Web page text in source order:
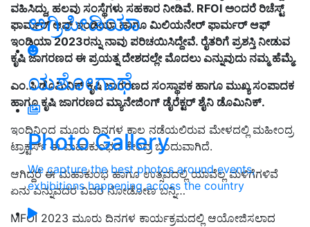
ಅಗ್ರಿಪೀಡಿಯಾ
ಯಶೋಗಾಥೆ
Photo Gallery
We capture the best photos around events,
exhibitions happening across the country
ವಹಿಸಿದ್ದು, ಹಲವು ಸಂಸ್ಥೆಗಳು ಸಹಕಾರ ನೀಡಿವೆ. RFOI ಅಂದರೆ ರಿಚೆಸ್ಟ್‌
ಫಾರ್ಮರ್‌ ಆಫ್‌ ಇಂಡಿಯಾ ಹಾಗೂ ಮಿಲಿಯನೇರ್‌ ಫಾರ್ಮರ್‌ ಆಫ್‌
ಇಂಡಿಯಾ 2023ರನ್ನು ನಾವು ಪರಿಚಯಿಸಿದ್ದೇವೆ. ರೈತರಿಗೆ ಪ್ರಶಸ್ತಿ ನೀಡುವ
ಕೃಷಿ ಜಾಗರಣದ ಈ ಪ್ರಯತ್ನ ದೇಶದಲ್ಲೇ ಮೊದಲು ಎನ್ನುವುದು ನಮ್ಮ ಹೆಮ್ಮೆ.
ಎಂ.ಸಿ ಡೊಮಿನಿಕ್‌ ಕೃಷಿ ಜಾಗರಣದ ಸಂಸ್ಥಾಪಕ ಹಾಗೂ ಮುಖ್ಯ ಸಂಪಾದಕ
ಹಾಗೂ ಕೃಷಿ ಜಾಗರಣದ ಮ್ಯಾನೇಜಿಂಗ್‌ ಡೈರೆಕ್ಟರ್‌ ಶೈನಿ ಡೊಮಿನಿಕ್‌.
ಇಂದಿನಿಂದ ಮೂರು ದಿನಗಳ ಕಾಲ ನಡೆಯಲಿರುವ ಮೇಳದಲ್ಲಿ ಮಹೀಂದ್ರ
ಟ್ರಾಕ್ಟರ್ಸ್‌ ಈ ಮಹಾಕುಂಭದ ಕೇಂದ್ರ ಬಿಂದುವಾಗಿದೆ.
ಆಗಿದ್ದರೆ ಈ ಮಹಾಕುಂಭ ಹಾಗೂ ಉತ್ಸವದಲ್ಲಿ ಯಾವೆಲ್ಲ ಮಳಿಗೆಗಳಿವೆ
ಏನು ಎನ್ನುವದರ ವಿವರ ನೋಡೋಣ ಬನ್ನಿ…
MFOI 2023 ಮೂರು ದಿನಗಳ ಕಾರ್ಯಕ್ರಮದಲ್ಲಿ ಆಯೋಜಿಸಲಾದ